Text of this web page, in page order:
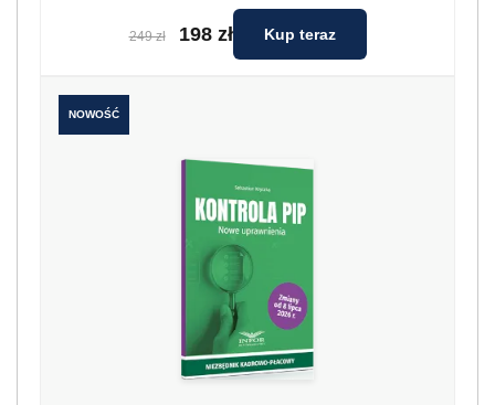
249 zł 198 zł Kup teraz
NOWOŚĆ